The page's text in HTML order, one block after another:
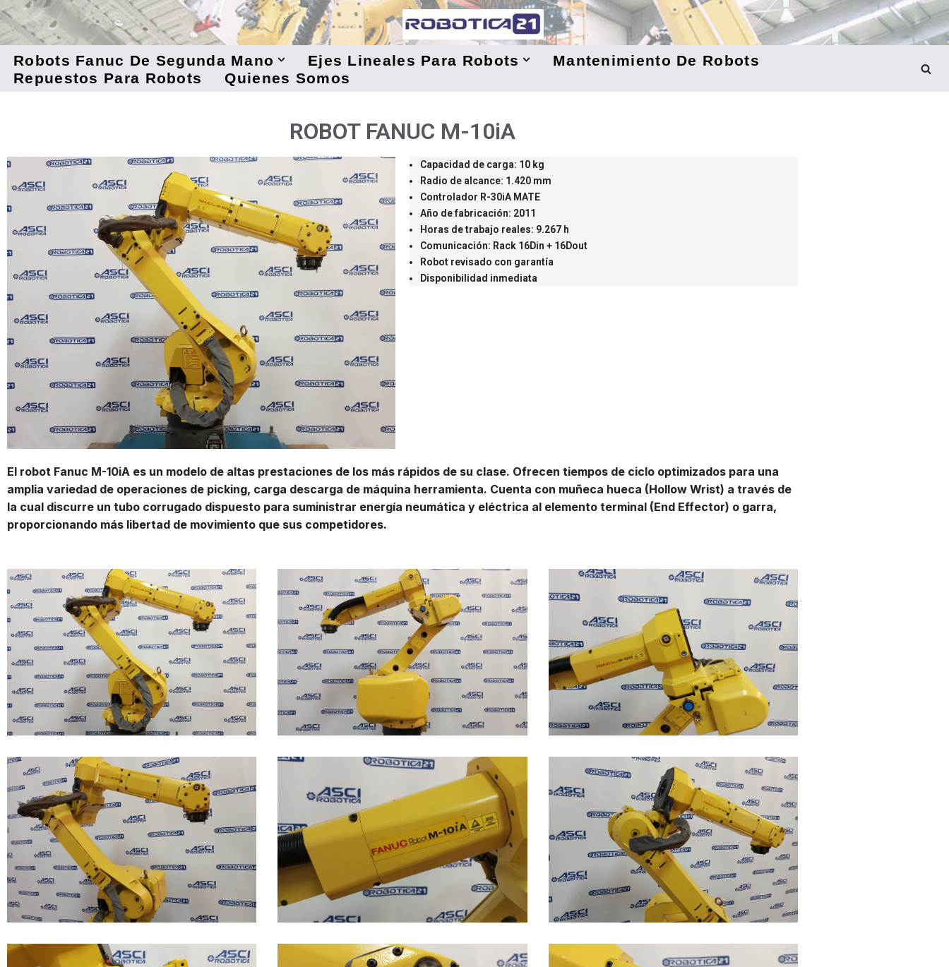
Saltar
al
Robots Fanuc De Segunda Mano Ejes Lineales Para Robots
Mantenimiento De Robots
Repuestos Para Robots
Quienes Somos
ROBOT FANUC M-10iA
Capacidad de carga: 10 kg
Radio de alcance: 1.420 mm
Controlador R-30iA MATE
Año de fabricación: 2011
Horas de trabajo reales: 9.267 h
Comunicación: Rack 16Din + 16Dout
Robot revisado con garantía
Disponibilidad inmediata
El robot Fanuc M-10iA es un modelo de altas prestaciones de los más rápidos de su clase. Ofrecen tiempos de ciclo optimizados para una
amplia variedad de operaciones de picking, carga descarga de máquina herramienta. Cuenta con muñeca hueca (Hollow Wrist) a través de
la cual discurre un tubo corrugado dispuesto para suministrar energía neumática y eléctrica al elemento terminal (End Effector) o garra,
proporcionando más libertad de movimiento que sus competidores.